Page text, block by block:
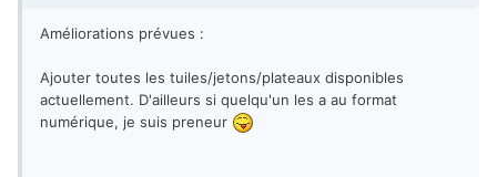
Améliorations prévues :
Ajouter toutes les tuiles/jetons/plateaux disponibles
actuellement. D'ailleurs si quelqu'un les a au format
numérique, je suis preneur